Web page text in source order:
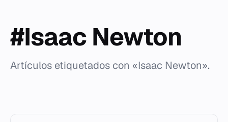
#Isaac Newton
Artículos etiquetados con «Isaac Newton».